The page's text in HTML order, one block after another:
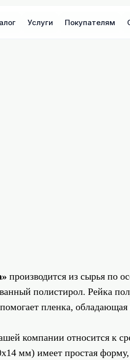
Услуги Покупателям
производится из сырья по
полистирол. Рейка
пленка,
компании относится к
мм) имеет простая